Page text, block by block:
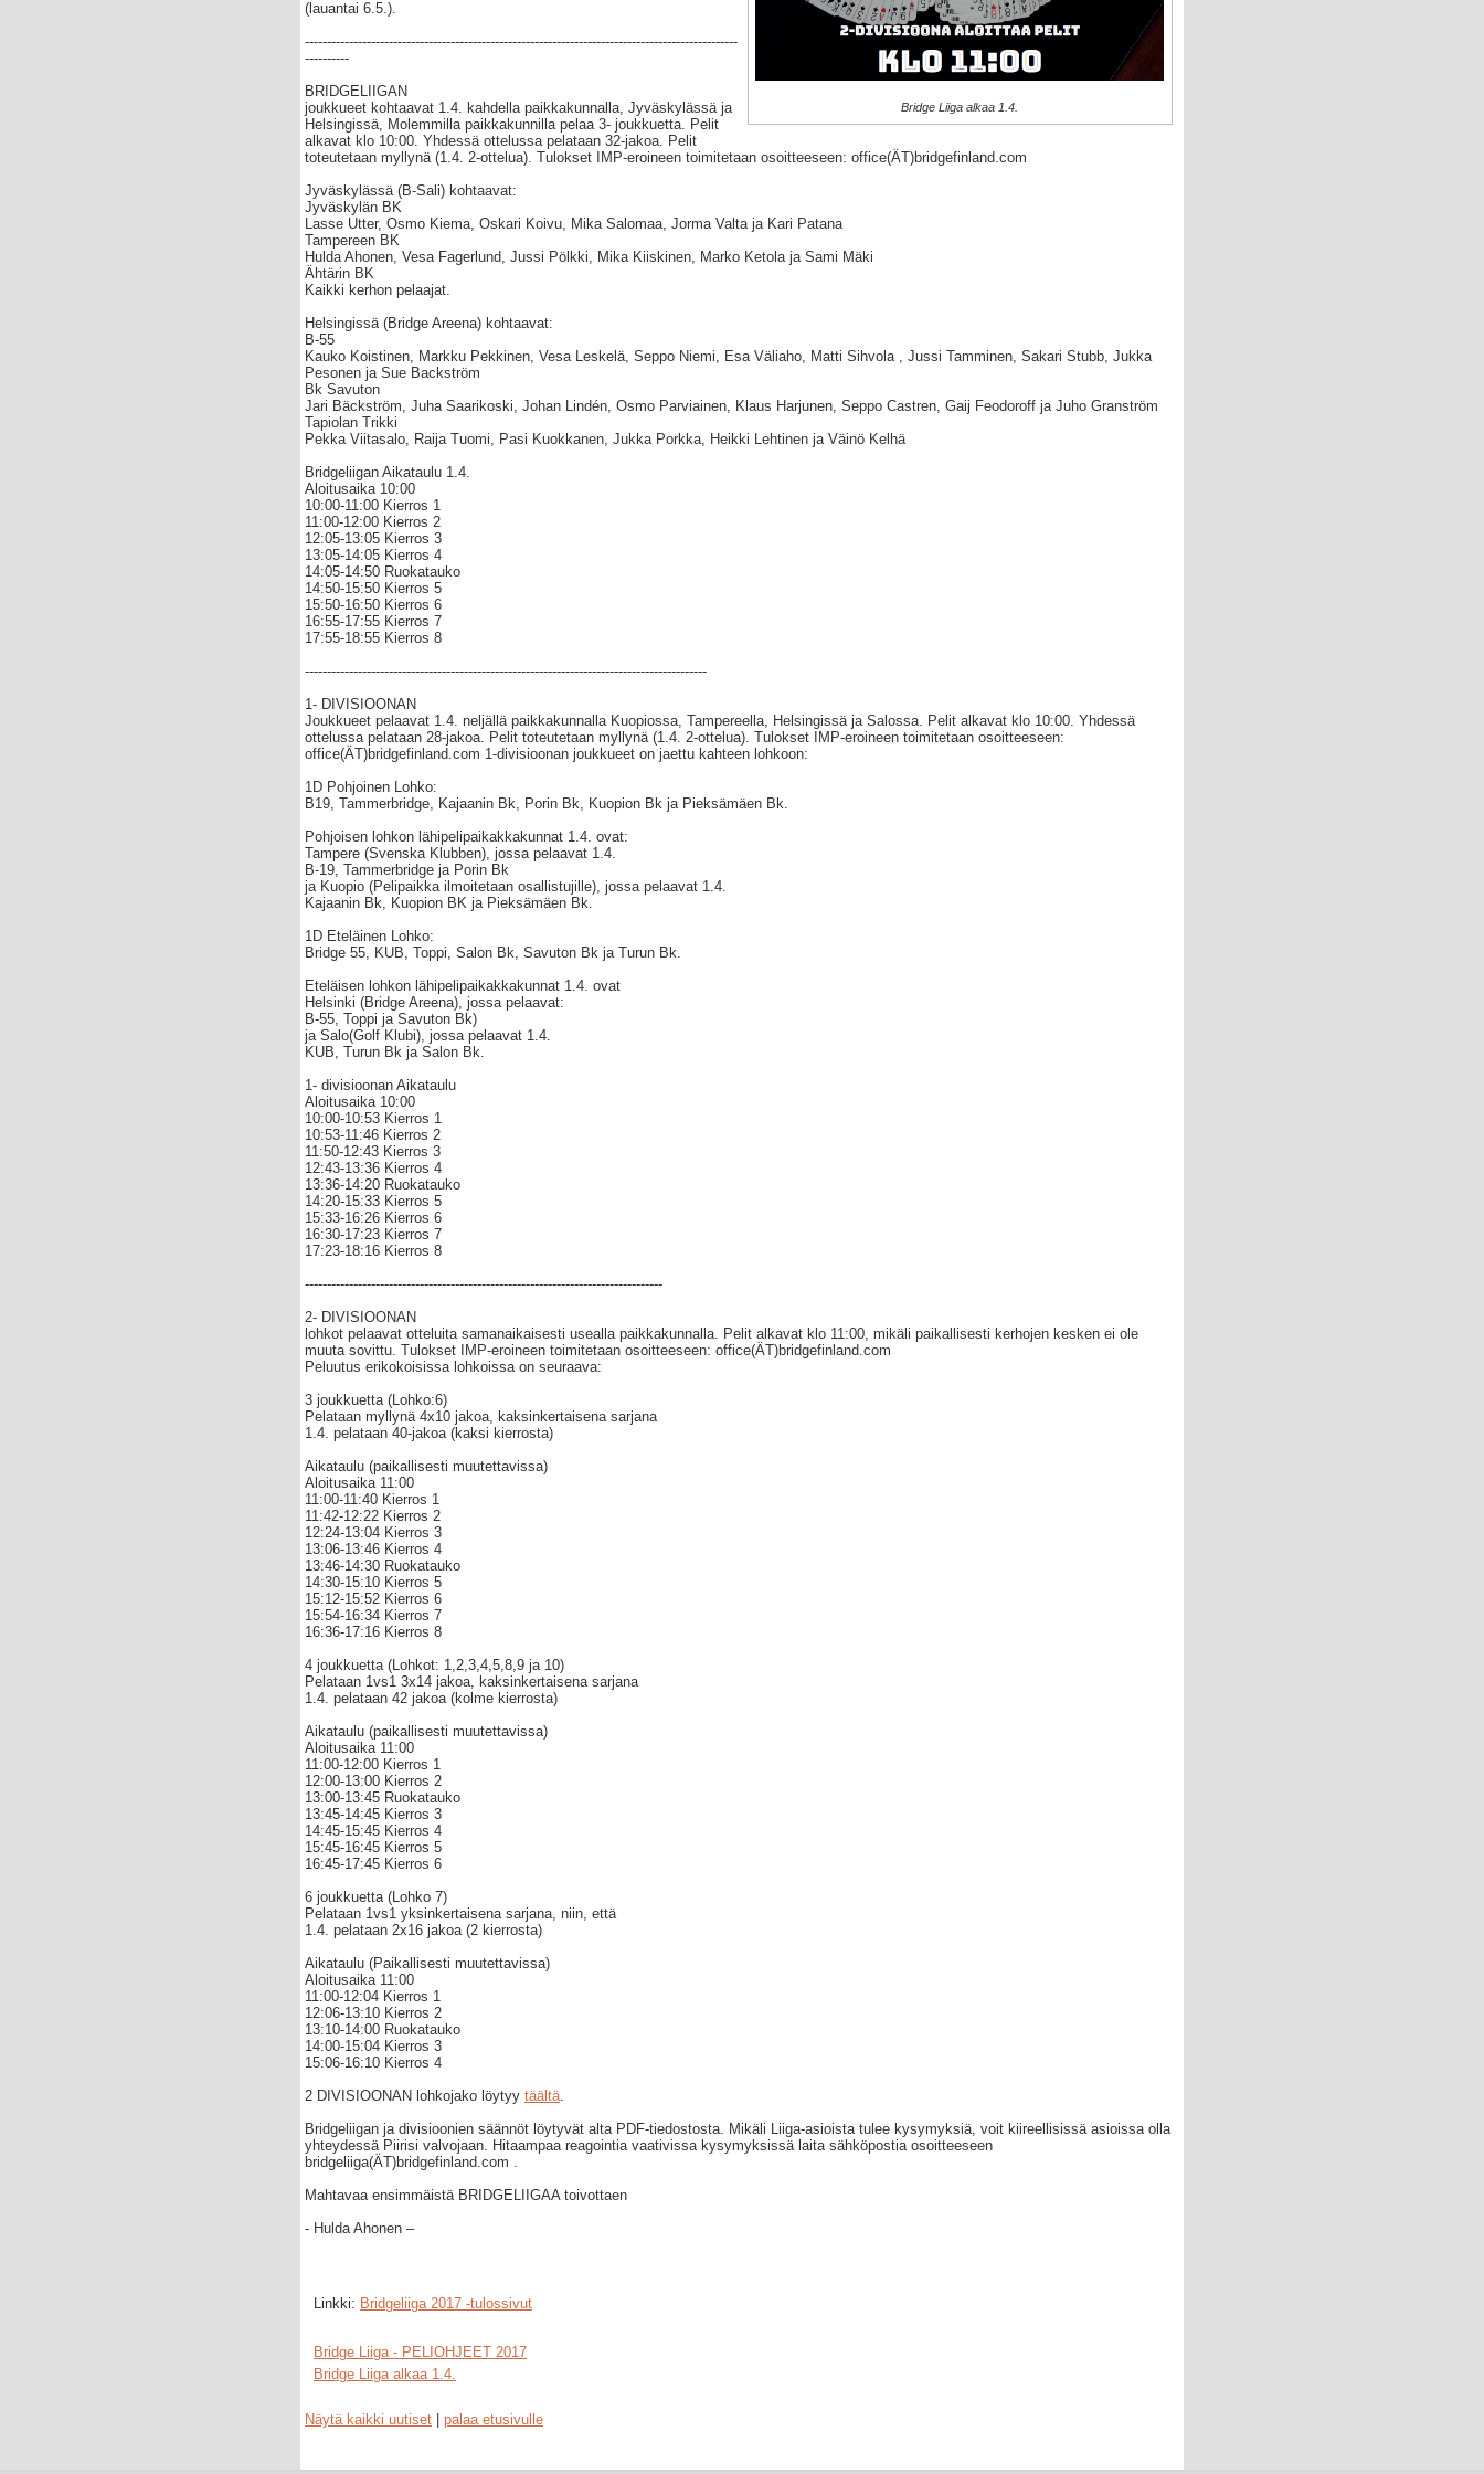
Bridge Liiga alkaa 1.4.
(lauantai 6.5.).
--------------------------------------------------------------------------------------------------
----------
BRIDGELIIGAN
joukkueet kohtaavat 1.4. kahdella paikkakunnalla, Jyväskylässä ja
Helsingissä, Molemmilla paikkakunnilla pelaa 3- joukkuetta. Pelit
alkavat klo 10:00. Yhdessä ottelussa pelataan 32-jakoa. Pelit
toteutetaan myllynä (1.4. 2-ottelua). Tulokset IMP-eroineen toimitetaan osoitteeseen: office(ÄT)bridgefinland.com
Jyväskylässä (B-Sali) kohtaavat:
Jyväskylän BK
Lasse Utter, Osmo Kiema, Oskari Koivu, Mika Salomaa, Jorma Valta ja Kari Patana
Tampereen BK
Hulda Ahonen, Vesa Fagerlund, Jussi Pölkki, Mika Kiiskinen, Marko Ketola ja Sami Mäki
Ähtärin BK
Kaikki kerhon pelaajat.
Helsingissä (Bridge Areena) kohtaavat:
B-55
Kauko Koistinen, Markku Pekkinen, Vesa Leskelä, Seppo Niemi, Esa Väliaho, Matti Sihvola , Jussi Tamminen, Sakari Stubb, Jukka
Pesonen ja Sue Backström
Bk Savuton
Jari Bäckström, Juha Saarikoski, Johan Lindén, Osmo Parviainen, Klaus Harjunen, Seppo Castren, Gaij Feodoroff ja Juho Granström
Tapiolan Trikki
Pekka Viitasalo, Raija Tuomi, Pasi Kuokkanen, Jukka Porkka, Heikki Lehtinen ja Väinö Kelhä
Bridgeliigan Aikataulu 1.4.
Aloitusaika 10:00
10:00-11:00 Kierros 1
11:00-12:00 Kierros 2
12:05-13:05 Kierros 3
13:05-14:05 Kierros 4
14:05-14:50 Ruokatauko
14:50-15:50 Kierros 5
15:50-16:50 Kierros 6
16:55-17:55 Kierros 7
17:55-18:55 Kierros 8
-------------------------------------------------------------------------------------------
1- DIVISIOONAN
Joukkueet pelaavat 1.4. neljällä paikkakunnalla Kuopiossa, Tampereella, Helsingissä ja Salossa. Pelit alkavat klo 10:00. Yhdessä
ottelussa pelataan 28-jakoa. Pelit toteutetaan myllynä (1.4. 2-ottelua). Tulokset IMP-eroineen toimitetaan osoitteeseen:
office(ÄT)bridgefinland.com 1-divisioonan joukkueet on jaettu kahteen lohkoon:
1D Pohjoinen Lohko:
B19, Tammerbridge, Kajaanin Bk, Porin Bk, Kuopion Bk ja Pieksämäen Bk.
Pohjoisen lohkon lähipelipaikakkakunnat 1.4. ovat:
Tampere (Svenska Klubben), jossa pelaavat 1.4.
B-19, Tammerbridge ja Porin Bk
ja Kuopio (Pelipaikka ilmoitetaan osallistujille), jossa pelaavat 1.4.
Kajaanin Bk, Kuopion BK ja Pieksämäen Bk.
1D Eteläinen Lohko:
Bridge 55, KUB, Toppi, Salon Bk, Savuton Bk ja Turun Bk.
Eteläisen lohkon lähipelipaikakkakunnat 1.4. ovat
Helsinki (Bridge Areena), jossa pelaavat:
B-55, Toppi ja Savuton Bk)
ja Salo(Golf Klubi), jossa pelaavat 1.4.
KUB, Turun Bk ja Salon Bk.
1- divisioonan Aikataulu
Aloitusaika 10:00
10:00-10:53 Kierros 1
10:53-11:46 Kierros 2
11:50-12:43 Kierros 3
12:43-13:36 Kierros 4
13:36-14:20 Ruokatauko
14:20-15:33 Kierros 5
15:33-16:26 Kierros 6
16:30-17:23 Kierros 7
17:23-18:16 Kierros 8
---------------------------------------------------------------------------------
2- DIVISIOONAN
lohkot pelaavat otteluita samanaikaisesti usealla paikkakunnalla. Pelit alkavat klo 11:00, mikäli paikallisesti kerhojen kesken ei ole
muuta sovittu. Tulokset IMP-eroineen toimitetaan osoitteeseen: office(ÄT)bridgefinland.com
Peluutus erikokoisissa lohkoissa on seuraava:
3 joukkuetta (Lohko:6)
Pelataan myllynä 4x10 jakoa, kaksinkertaisena sarjana
1.4. pelataan 40-jakoa (kaksi kierrosta)
Aikataulu (paikallisesti muutettavissa)
Aloitusaika 11:00
11:00-11:40 Kierros 1
11:42-12:22 Kierros 2
12:24-13:04 Kierros 3
13:06-13:46 Kierros 4
13:46-14:30 Ruokatauko
14:30-15:10 Kierros 5
15:12-15:52 Kierros 6
15:54-16:34 Kierros 7
16:36-17:16 Kierros 8
4 joukkuetta (Lohkot: 1,2,3,4,5,8,9 ja 10)
Pelataan 1vs1 3x14 jakoa, kaksinkertaisena sarjana
1.4. pelataan 42 jakoa (kolme kierrosta)
Aikataulu (paikallisesti muutettavissa)
Aloitusaika 11:00
11:00-12:00 Kierros 1
12:00-13:00 Kierros 2
13:00-13:45 Ruokatauko
13:45-14:45 Kierros 3
14:45-15:45 Kierros 4
15:45-16:45 Kierros 5
16:45-17:45 Kierros 6
6 joukkuetta (Lohko 7)
Pelataan 1vs1 yksinkertaisena sarjana, niin, että
1.4. pelataan 2x16 jakoa (2 kierrosta)
Aikataulu (Paikallisesti muutettavissa)
Aloitusaika 11:00
11:00-12:04 Kierros 1
12:06-13:10 Kierros 2
13:10-14:00 Ruokatauko
14:00-15:04 Kierros 3
15:06-16:10 Kierros 4
2 DIVISIOONAN lohkojako löytyy täältä
Bridgeliigan ja divisioonien säännöt löytyvät alta PDF-tiedostosta. Mikäli Liiga-asioista tulee kysymyksiä, voit kiireellisissä asioissa olla
yhteydessä Piirisi valvojaan. Hitaampaa reagointia vaativissa kysymyksissä laita sähköpostia osoitteeseen
bridgeliiga(ÄT)bridgefinland.com .
Mahtavaa ensimmäistä BRIDGELIIGAA toivottaen
- Hulda Ahonen –
Linkki: Bridgeliiga 2017 -tulossivut
Bridge Liiga - PELIOHJEET 2017
Bridge Liiga alkaa 1.4.
Näytä kaikki uutiset palaa etusivulle